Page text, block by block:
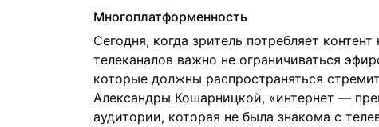
Многоплатформенность
Сегодня, когда зритель потребляет
телеканалов важно не ограничиваться
которые должны распространяться
Александры Кошарницкой, «интернет —
аудитории, которая не была знакома с